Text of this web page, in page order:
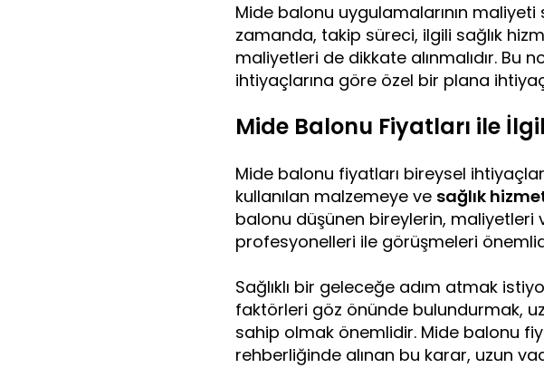
Mide balonu uygulamalarının
zamanda, takip süreci, ilgili sağlık
maliyetleri de dikkate alınmalıdır. Bu
ihtiyaçlarına göre özel bir plana
Mide Balonu Fiyatları ile
Mide balonu fiyatları bireysel
kullanılan malzemeye ve sağlık
balonu düşünen bireylerin, maliyetleri
profesyonelleri ile görüşmeleri
Sağlıklı bir geleceğe adım atmak
faktörleri göz önünde bulundurmak,
sahip olmak önemlidir. Mide balonu
rehberliğinde alınan bu karar, uzun